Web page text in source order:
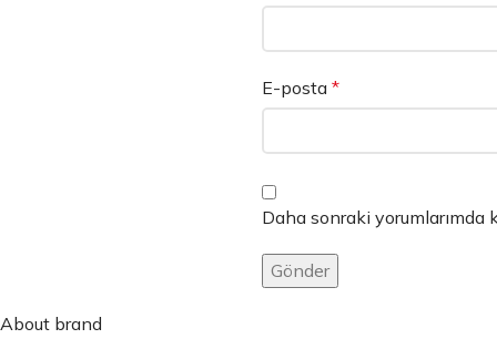
E-posta *
Daha sonraki yorumlarımda
About brand